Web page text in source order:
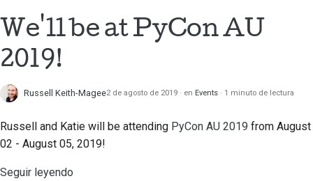
We'll be at PyCon AU
2019!
Russell Keith-Magee2 de agosto de 2019 en Events 1 minuto de lectura
Russell and Katie will be attending PyCon AU 2019 from August
02 - August 05, 2019!
Seguir leyendo